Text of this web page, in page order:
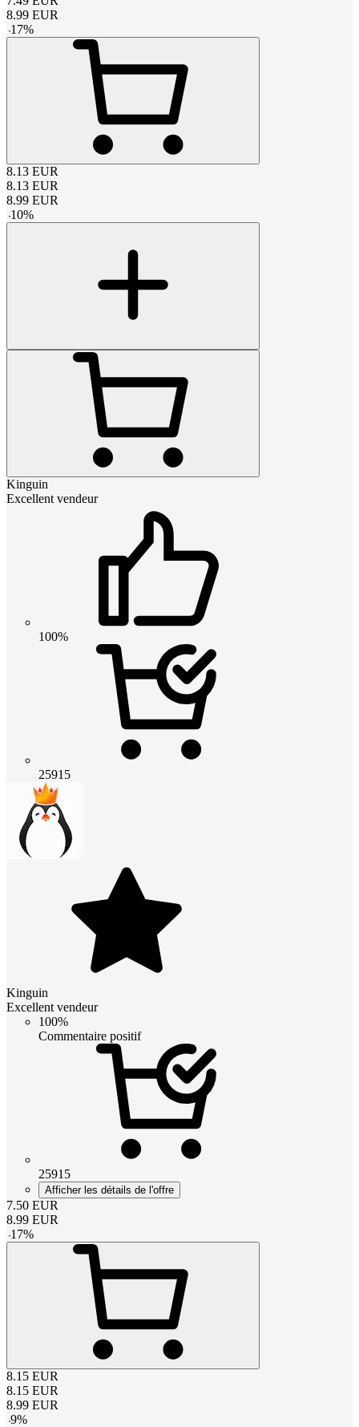
8.99 EUR
-17%
8.13 EUR
8.13 EUR
8.99 EUR
-10%
Kinguin
Excellent vendeur
100%
25915
Kinguin
Excellent vendeur
100%
Commentaire positif
25915
Afficher les détails de l'offre
7.50 EUR
8.99 EUR
-17%
8.15 EUR
8.15 EUR
8.99 EUR
-9%